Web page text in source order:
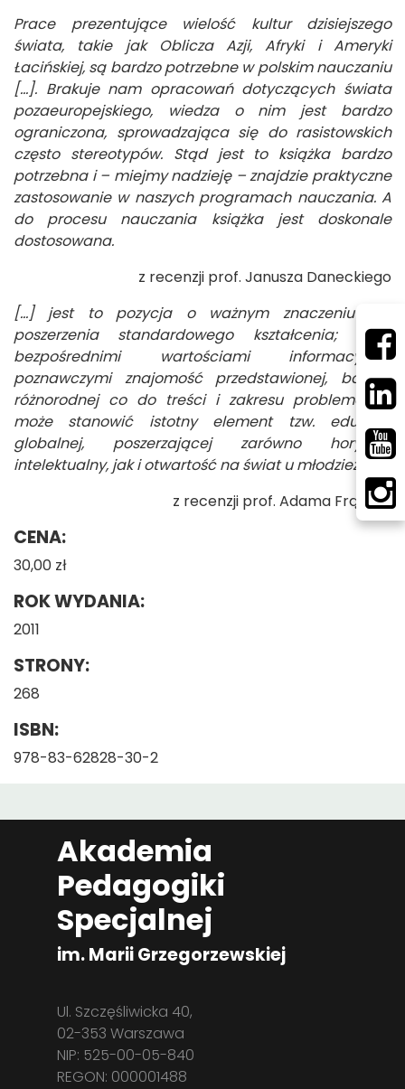
Prace prezentujące wielość kultur dzisiejszego
świata, takie jak Oblicza Azji, Afryki i Ameryki
Łacińskiej, są bardzo potrzebne w polskim nauczaniu
[...]. Brakuje nam opracowań dotyczących świata
pozaeuropejskiego, wiedza o nim jest bardzo
ograniczona, sprowadzająca się do rasistowskich
często stereotypów. Stąd jest to książka bardzo
potrzebna i – miejmy nadzieję – znajdzie praktyczne
zastosowanie w naszych programach nauczania. A
do procesu nauczania książka jest doskonale
dostosowana.
z recenzji prof. Janusza Daneckiego
[…] jest to pozycja o ważnym znaczeniu dla
poszerzenia standardowego kształcenia; poza
bezpośrednimi wartościami informacyjno-
poznawczymi znajomość przedstawionej, bardzo
różnorodnej co do treści i zakresu problematyki,
może stanowić istotny element tzw. edukacji
globalnej, poszerzającej zarówno horyzont
intelektualny, jak i otwartość na świat u młodzieży.
z recenzji prof. Adama Frączka
CENA:
30,00 zł
ROK WYDANIA:
2011
STRONY:
268
ISBN:
978-83-62828-30-2
Akademia
Pedagogiki
Specjalnej
im. Marii Grzegorzewskiej
Ul. Szczęśliwicka 40,
02-353 Warszawa
NIP: 525-00-05-840
REGON: 000001488